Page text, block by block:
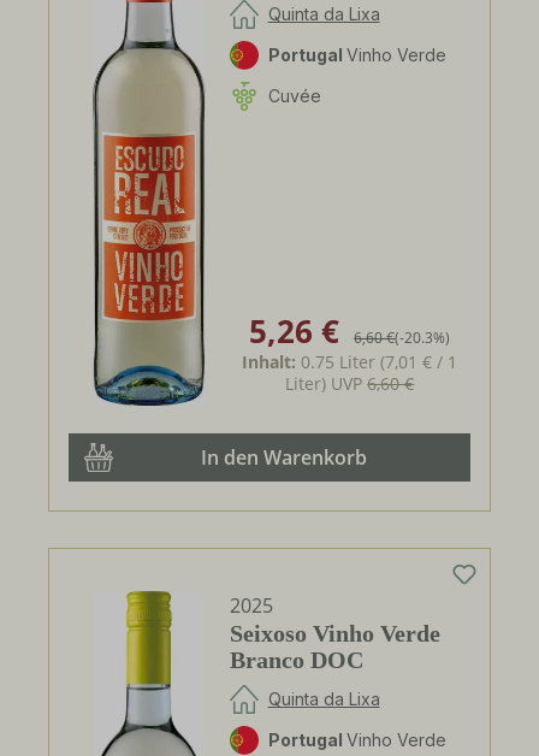
Quinta da Lixa
Portugal Vinho Verde
Cuvée
Verkaufspreis:
5,26 € Regulärer Preis:
6,60 €(-20.3%)
Inhalt: 0.75 Liter(7,01 € / 1
Liter) UVP6,60 €
In den Warenkorb
2025
Seixoso Vinho Verde
Branco DOC
Quinta da Lixa
Portugal Vinho Verde